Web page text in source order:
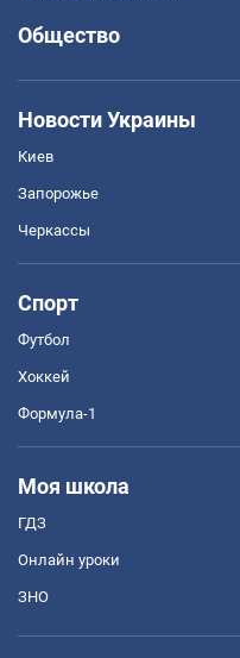
Общество
Новости Украины
Киев
Запорожье
Черкассы
Спорт
Футбол
Хоккей
Формула-1
Моя школа
ГДЗ
Онлайн уроки
ЗНО